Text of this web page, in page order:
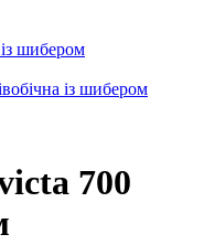
700